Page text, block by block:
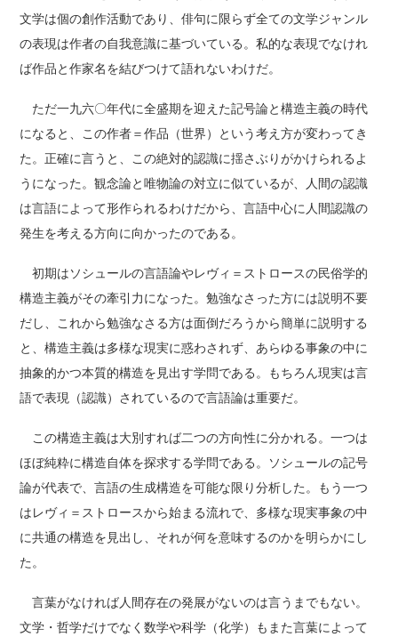
文学は個の創作活動であり、俳句に限らず全ての文学ジャンル
の表現は作者の自我意識に基づいている。私的な表現でなけれ
ば作品と作家名を結びつけて語れないわけだ。
ただ一九六〇年代に全盛期を迎えた記号論と構造主義の時代
になると、この作者＝作品（世界）という考え方が変わってき
た。正確に言うと、この絶対的認識に揺さぶりがかけられるよ
うになった。観念論と唯物論の対立に似ているが、人間の認識
は言語によって形作られるわけだから、言語中心に人間認識の
発生を考える方向に向かったのである。
初期はソシュールの言語論やレヴィ＝ストロースの民俗学的
構造主義がその牽引力になった。勉強なさった方には説明不要
だし、これから勉強なさる方は面倒だろうから簡単に説明する
と、構造主義は多様な現実に惑わされず、あらゆる事象の中に
抽象的かつ本質的構造を見出す学問である。もちろん現実は言
語で表現（認識）されているので言語論は重要だ。
この構造主義は大別すれば二つの方向性に分かれる。一つは
ほぼ純粋に構造自体を探求する学問である。ソシュールの記号
論が代表で、言語の生成構造を可能な限り分析した。もう一つ
はレヴィ＝ストロースから始まる流れで、多様な現実事象の中
に共通の構造を見出し、それが何を意味するのかを明らかにし
た。
言葉がなければ人間存在の発展がないのは言うまでもない。
文学・哲学だけでなく数学や科学（化学）もまた言葉によって